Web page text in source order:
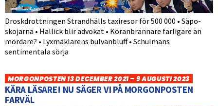
Droskdrottningen Strandhälls taxiresor för 500 000 • Säpo-
skojarna • Hallick blir advokat • Koranbrännare farligare än
mördare? • Lyxmäklarens bulvanbluff • Schulmans
sentimentala sörja
MORGONPOSTEN 13 DECEMBER 2021 – 9 AUGUSTI 2023
KÄRA LÄSARE! NU SÄGER VI PÅ MORGONPOSTEN
FARVÄL